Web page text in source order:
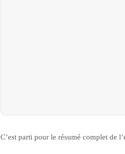
C’est parti pour le résumé complet de